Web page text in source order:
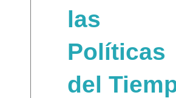
las
Políticas
del